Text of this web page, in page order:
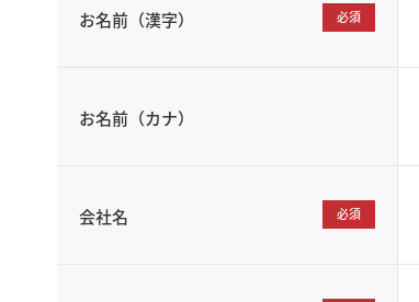
お名前（漢字） 必須
お名前（カナ）
会社名 必須